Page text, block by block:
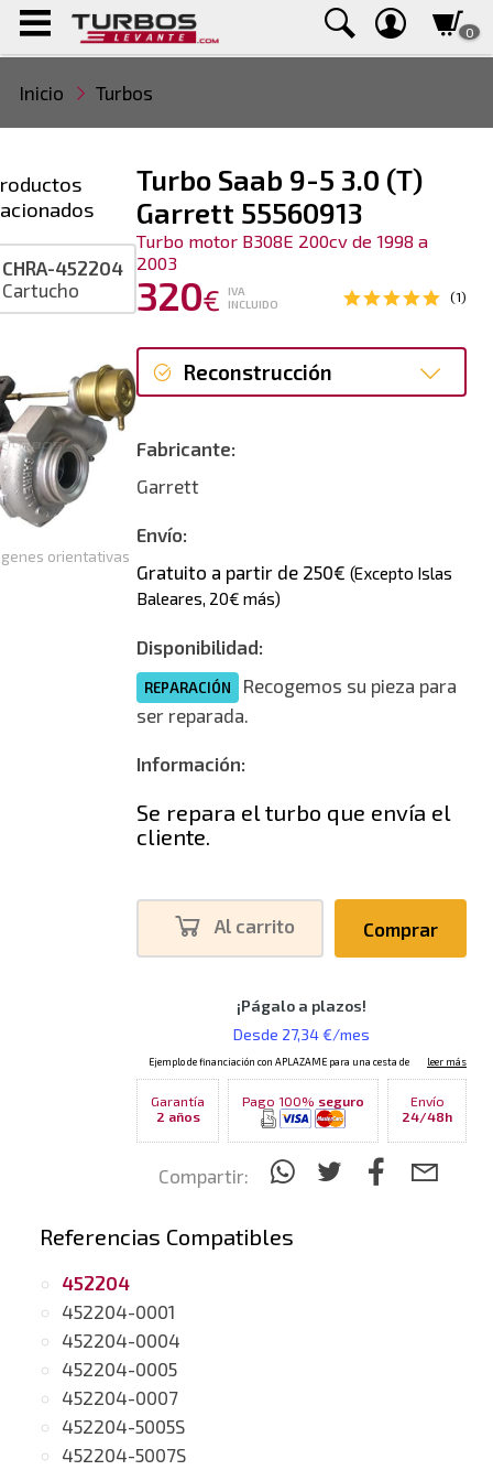
0
Inicio Turbos
Turbo Saab 9-5 3.0 (T)
Garrett 55560913
Turbo motor B308E 200cv de 1998 a
2003
320€
IVA
INCLUIDO
(1)
Reconstrucción
Fabricante:
Garrett
Envío:
Gratuito a partir de 250€ (Excepto Islas
Baleares, 20€ más)
Disponibilidad:
REPARACIÓN
Recogemos su pieza para
ser reparada.
Información:
Se repara el turbo que envía el
cliente.
Al carrito Comprar
Garantía
2 años
Pago 100% seguro
Envío
24/48h
Compartir:
orientativas
CHRA-452204
Cartucho
Referencias Compatibles
452204
452204-0001
452204-0004
452204-0005
452204-0007
452204-5005S
452204-5007S